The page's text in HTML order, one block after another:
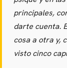
principales,
darte cuenta.
cosa a otra y,
visto cinco